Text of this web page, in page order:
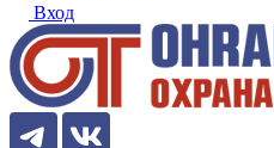
Вход